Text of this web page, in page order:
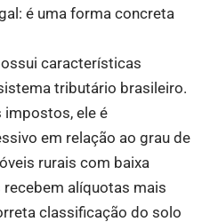
é uma forma concreta
características
tributário brasileiro.
impostos, ele é
em relação ao grau de
rurais com baixa
alíquotas mais
classificação do solo